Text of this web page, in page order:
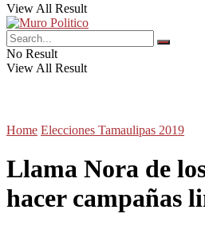
View All Result
No Result
View All Result
Home Elecciones Tamaulipas 2019
Llama Nora de
hacer campañas